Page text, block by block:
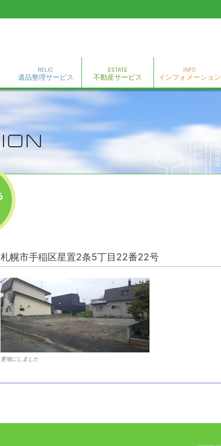
RELIC
遺品整理サービス
ESTATE
不動産サービス
INFO
インフォメーション
札幌市手稲区星置2条5丁目22番22号
更地にしました